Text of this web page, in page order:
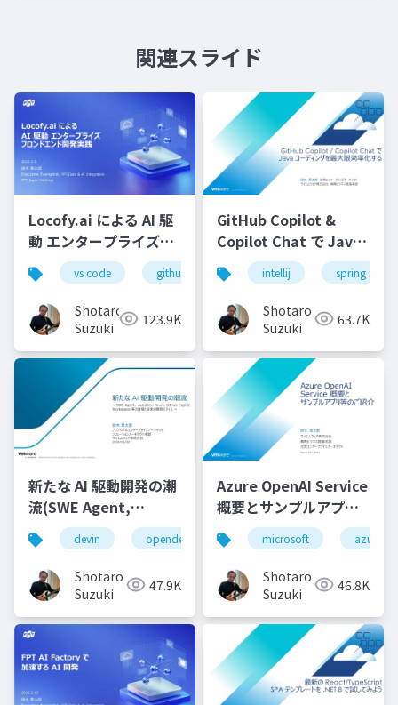
関連スライド
Locofy.ai による AI 駆
動 エンタープライズフ
ロンドエンド開発実践-
s
vs code github copilot gemini locofy.ai
Shotaro
Suzuki
123.9K
GitHub Copilot &
Copilot Chat で Java
コーディングを最大限
効率化する-配布用
intellij spring starter
Shotaro
Suzuki
63.7K
新たな AI 駆動開発の潮
流(SWE Agent,
AutoDev,Devin,
GitHub Copilot
Workspace等)
devin opendevin azure autodev
Shotaro
Suzuki
47.9K
Azure OpenAI Service
概要とサンプルアプリ
等のご紹介
microsoft azure
Shotaro
Suzuki
46.8K